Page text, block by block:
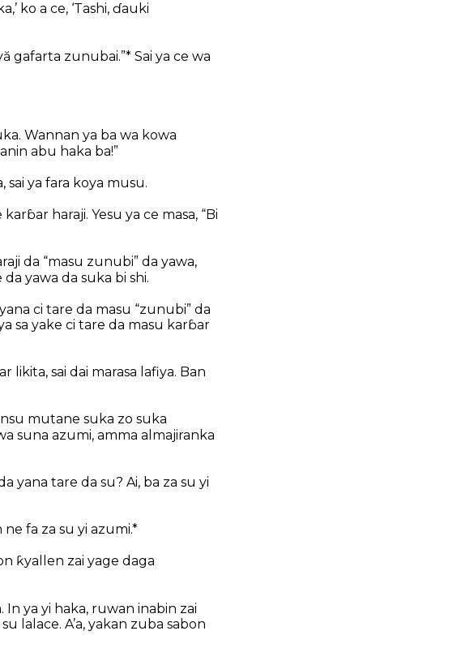
ko a ce, ‘Tashi, ɗauki
gafarta zunubai.”* Sai ya ce wa
Wannan ya ba wa kowa
abu haka ba!”
sai ya fara koya musu.
haraji. Yesu ya ce masa, “Bi
da “masu zunubi” da yawa,
yawa da suka bi shi.
ci tare da masu “zunubi” da
sa yake ci tare da masu karɓar
likita, sai dai marasa lafiya. Ban
mutane suka zo suka
suna azumi, amma almajiranka
yana tare da su? Ai, ba za su yi
fa za su yi azumi.*
ƙyallen zai yage daga
ya yi haka, ruwan inabin zai
lalace. A’a, yakan zuba sabon